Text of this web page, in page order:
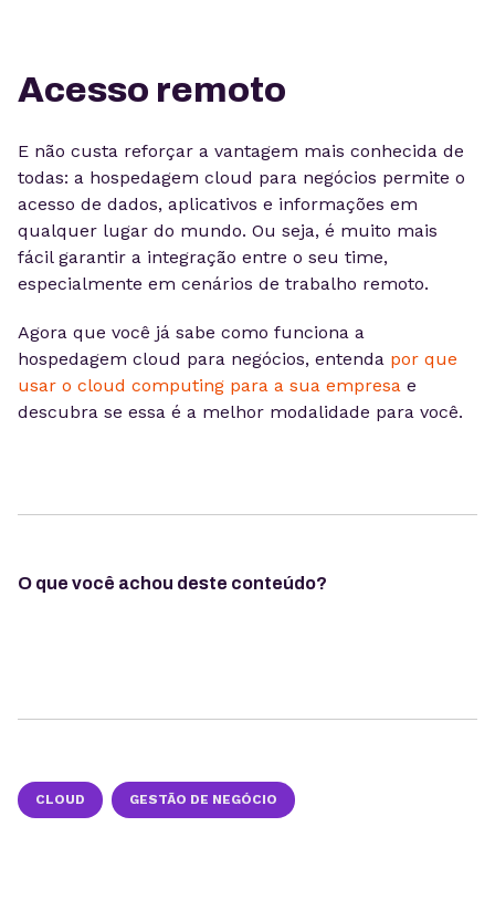
Acesso remoto
E não custa reforçar a vantagem mais conhecida de
todas: a hospedagem cloud para negócios permite o
acesso de dados, aplicativos e informações em
qualquer lugar do mundo. Ou seja, é muito mais
fácil garantir a integração entre o seu time,
especialmente em cenários de trabalho remoto.
Agora que você já sabe como funciona a
hospedagem cloud para negócios, entenda por que
usar o cloud computing para a sua empresa e
descubra se essa é a melhor modalidade para você.
O que você achou deste conteúdo?
CLOUD GESTÃO DE NEGÓCIO